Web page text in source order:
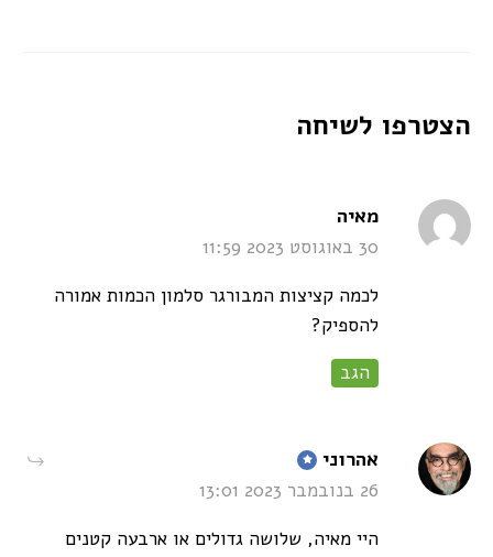
הצטרפו לשיחה
מאיה
30 באוגוסט 2023 11:59
לכמה קציצות המבורגר סלמון הכמות אמורה
להספיק?
הגב
אהרוני says:
26 בנובמבר 2023 13:01
היי מאיה, שלושה גדולים או ארבעה קטנים